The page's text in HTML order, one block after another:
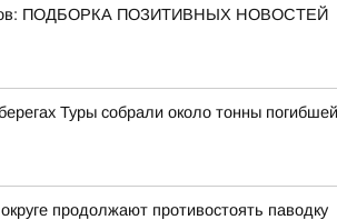
ПОДБОРКА ПОЗИТИВНЫХ НОВОСТЕЙ
Туры собрали около тонны
продолжают противостоять паводку